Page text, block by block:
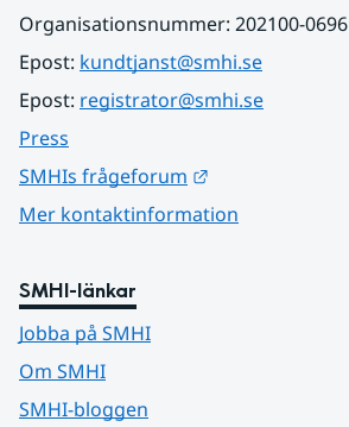
Organisationsnummer: 202100-0696
Epost: kundtjanst@smhi.se
Epost: registrator@smhi.se
Press
SMHIs frågeforum
Mer kontaktinformation
SMHI-länkar
Jobba på SMHI
Om SMHI
SMHI-bloggen